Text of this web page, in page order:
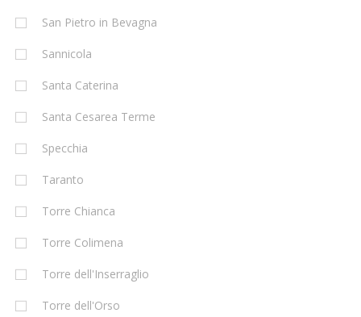
San Pietro in Bevagna
Sannicola
Santa Caterina
Santa Cesarea Terme
Specchia
Taranto
Torre Chianca
Torre Colimena
Torre dell'Inserraglio
Torre dell'Orso